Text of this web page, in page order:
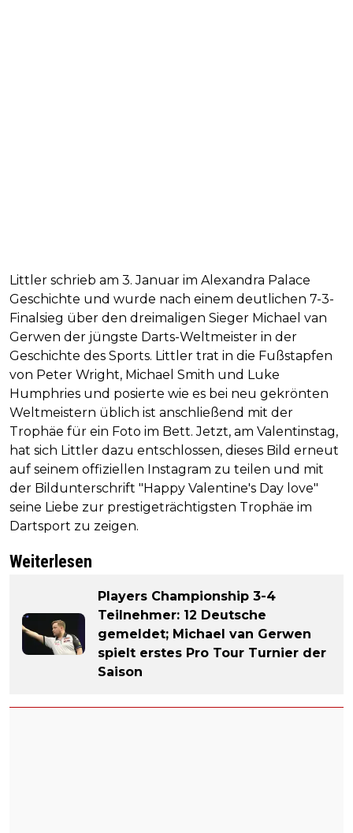
Littler schrieb am 3. Januar im Alexandra Palace
Geschichte und wurde nach einem deutlichen 7-3-
Finalsieg über den dreimaligen Sieger Michael van
Gerwen der jüngste Darts-Weltmeister in der
Geschichte des Sports. Littler trat in die Fußstapfen
von Peter Wright, Michael Smith und Luke
Humphries und posierte wie es bei neu gekrönten
Weltmeistern üblich ist anschließend mit der
Trophäe für ein Foto im Bett. Jetzt, am Valentinstag,
hat sich Littler dazu entschlossen, dieses Bild erneut
auf seinem offiziellen Instagram zu teilen und mit
der Bildunterschrift "Happy Valentine's Day love"
seine Liebe zur prestigeträchtigsten Trophäe im
Dartsport zu zeigen.
Weiterlesen
Players Championship 3-4
Teilnehmer: 12 Deutsche
gemeldet; Michael van Gerwen
spielt erstes Pro Tour Turnier der
Saison